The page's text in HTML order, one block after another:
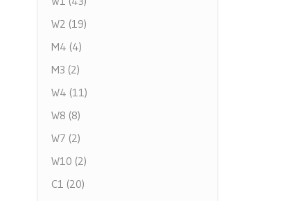
W2 (19)
M4 (4)
M3 (2)
W4 (11)
W8 (8)
W7 (2)
W10 (2)
C1 (20)